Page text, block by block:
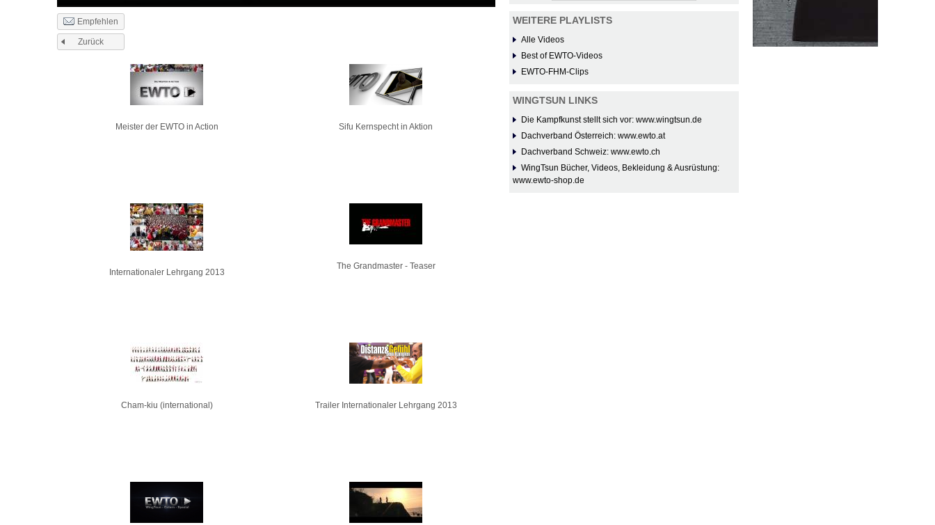
Empfehlen
Zurück
Meister der EWTO in Action Sifu Kernspecht in Aktion
Internationaler Lehrgang 2013
The Grandmaster - Teaser
Cham-kiu (international) Trailer Internationaler Lehrgang 2013
WEITERE PLAYLISTS
Alle Videos
Best of EWTO-Videos
EWTO-FHM-Clips
WINGTSUN LINKS
Die Kampfkunst stellt sich vor: www.wingtsun.de
Dachverband Österreich: www.ewto.at
Dachverband Schweiz: www.ewto.ch
WingTsun Bücher, Videos, Bekleidung & Ausrüstung:
www.ewto-shop.de